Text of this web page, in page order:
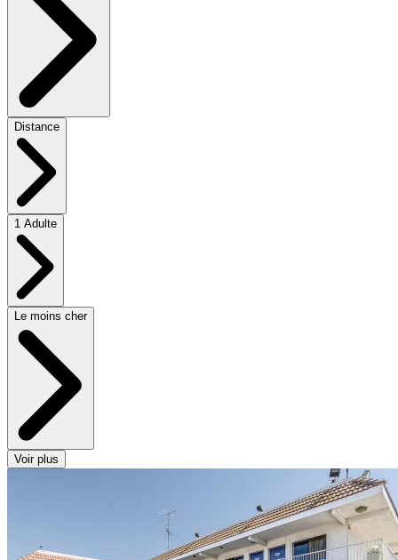
Distance
1 Adulte
Le moins cher
Voir plus